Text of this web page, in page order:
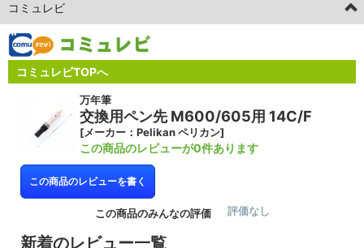
コミュレビ
コミュレビTOPへ
万年筆
交換用ペン先 M600/605用 14C/F
[メーカー：Pelikan ペリカン]
この商品のレビューが0件あります
この商品のレビューを書く
この商品のみんなの評価 評価なし
新着のレビュー一覧